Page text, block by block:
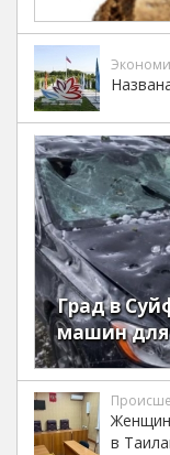
Град в
машин
в